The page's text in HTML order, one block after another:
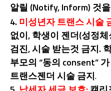
알릴 (Notify, Inform) 것을
4. 미성년자트랜스 시술
없이, 학생이 젠더(성정
검진, 시술 받는것 금지.
부모의 “동의 consent”
트랜스젠더 시술 금지.